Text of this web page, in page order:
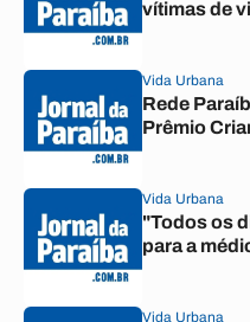
vítimas de
Vida Urbana
Rede
Prêmio
Vida Urbana
"Todos os
para a
Vida Urbana